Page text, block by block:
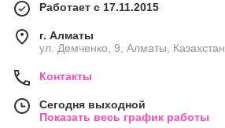
Работает с 17.11.2015
г. Алматы
ул. Демченко, 9, Алматы, Казахстан
Контакты
Сегодня выходной
Показать весь график работы